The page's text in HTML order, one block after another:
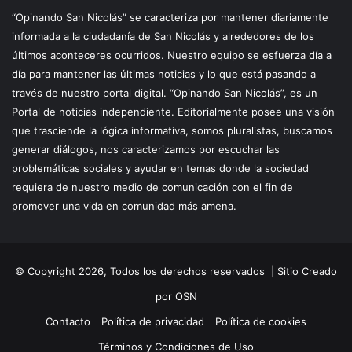
“Opinando San Nicolás” se caracteriza por mantener diariamente
informada a la ciudadanía de San Nicolás y alrededores de los
últimos aconteceres ocurridos. Nuestro equipo se esfuerza día a
día para mantener las últimas noticias y lo que está pasando a
través de nuestro portal digital. “Opinando San Nicolás”, es un
Portal de noticias independiente. Editorialmente posee una visión
que trasciende la lógica informativa, somos pluralistas, buscamos
generar diálogos, nos caracterizamos por escuchar las
problemáticas sociales y ayudar en temas donde la sociedad
requiera de nuestro medio de comunicación con el fin de
promover una vida en comunidad más amena.
© Copyright 2026, Todos los derechos reservados | Sitio Creado
por OSN
Contacto
Política de privacidad
Política de cookies
Términos y Condiciones de Uso